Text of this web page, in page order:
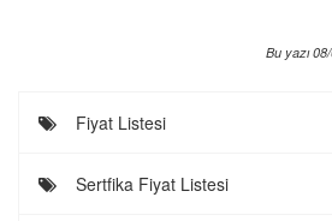
Bu yazı
Fiyat Listesi
Sertfika Fiyat Listesi